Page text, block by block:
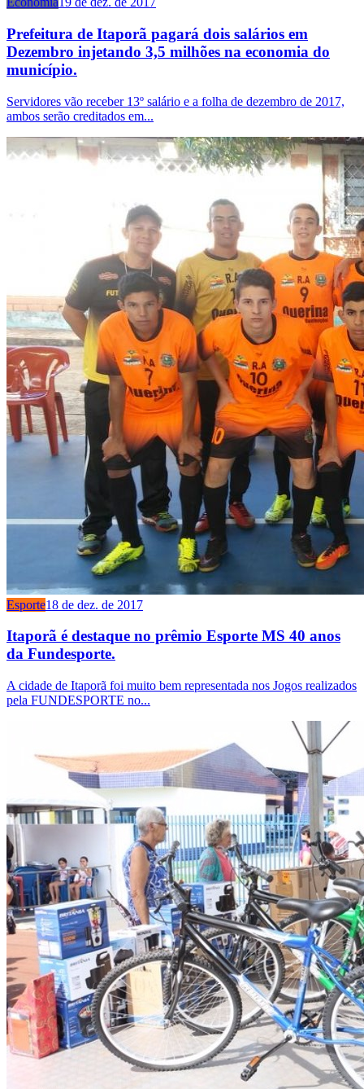
Prefeitura de Itaporã pagará dois salários em
Dezembro injetando 3,5 milhões na economia do
município.
Servidores vão receber 13º salário e a folha de dezembro de 2017,
ambos serão creditados em...
Esporte18 de dez. de 2017
Itaporã é destaque no prêmio Esporte MS 40 anos
da Fundesporte.
A cidade de Itaporã foi muito bem representada nos Jogos realizados
pela FUNDESPORTE no...